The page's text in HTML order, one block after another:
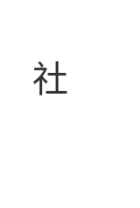
招
社